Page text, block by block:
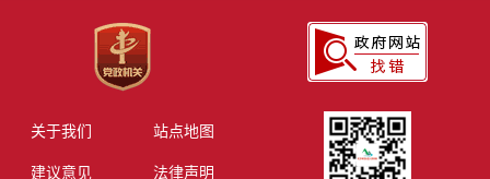
关于我们 站点地图
建议意见 法律声明